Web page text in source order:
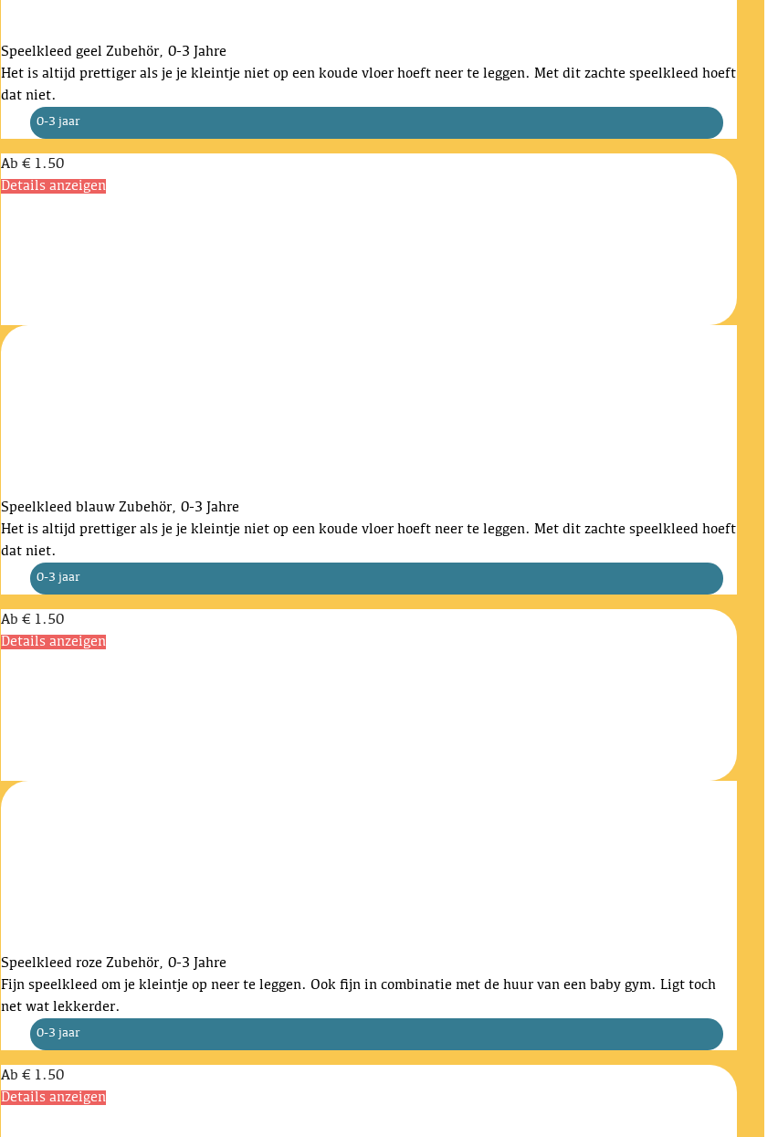
Speelkleed geel Zubehör, 0-3 Jahre
Het is altijd prettiger als je je kleintje niet op een koude vloer hoeft neer te leggen. Met dit zachte speelkleed hoeft
dat niet.
0-3 jaar
Ab € 1.50
Details anzeigen
Speelkleed blauw Zubehör, 0-3 Jahre
Het is altijd prettiger als je je kleintje niet op een koude vloer hoeft neer te leggen. Met dit zachte speelkleed hoeft
dat niet.
0-3 jaar
Ab € 1.50
Details anzeigen
Speelkleed roze Zubehör, 0-3 Jahre
Fijn speelkleed om je kleintje op neer te leggen. Ook fijn in combinatie met de huur van een baby gym. Ligt toch
net wat lekkerder.
0-3 jaar
Ab € 1.50
Details anzeigen